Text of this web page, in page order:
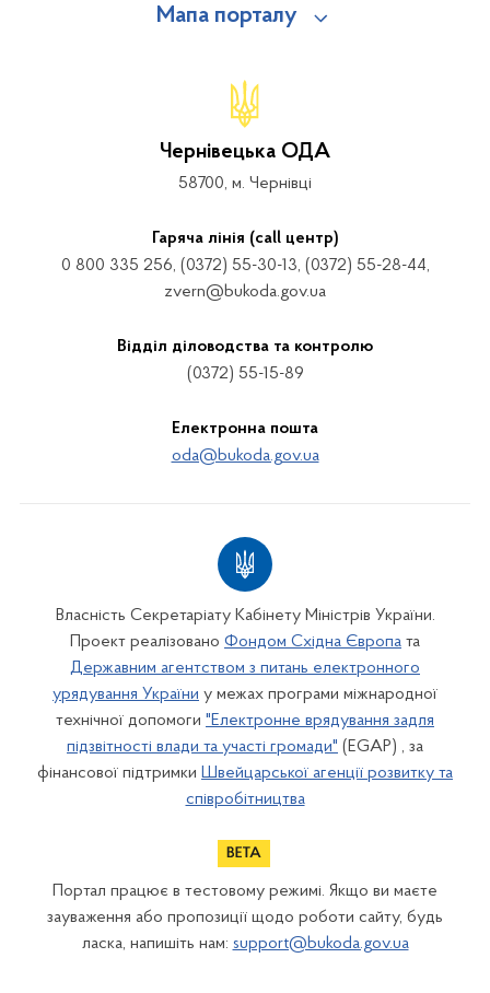
Мапа порталу
Чернівецька ОДА
58700, м. Чернівці
Гаряча лінія (call центр)
0 800 335 256, (0372) 55-30-13, (0372) 55-28-44,
zvern@bukoda.gov.ua
Відділ діловодства та контролю
(0372) 55-15-89
Електронна пошта
oda@bukoda.gov.ua
Власність Секретаріату Кабінету Міністрів України.
Проект реалізовано Фондом Східна Європа та
Державним агентством з питань електронного
урядування України у межах програми міжнародної
технічної допомоги "Електронне врядування задля
підзвітності влади та участі громади" (EGAP) , за
фінансової підтримки Швейцарської агенції розвитку та
співробітництва
Портал працює в тестовому режимі. Якщо ви маєте
зауваження або пропозиції щодо роботи сайту, будь
ласка, напишіть нам: support@bukoda.gov.ua